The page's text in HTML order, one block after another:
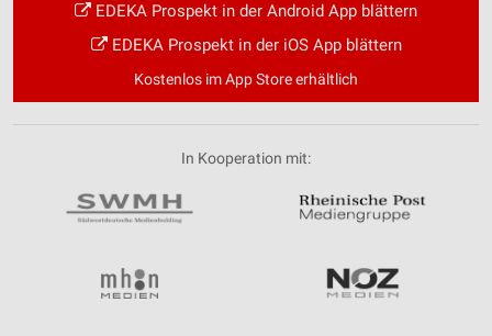
EDEKA Prospekt in der Android App blättern
EDEKA Prospekt in der iOS App blättern
Kostenlos im App Store erhältlich
In Kooperation mit: